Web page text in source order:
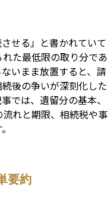
せる」と書かれていて
た最低限の取り分であ
いまま放置すると、請
後の争いが深刻化した
では、遺留分の基本、
れと期限、相続税や事
要約